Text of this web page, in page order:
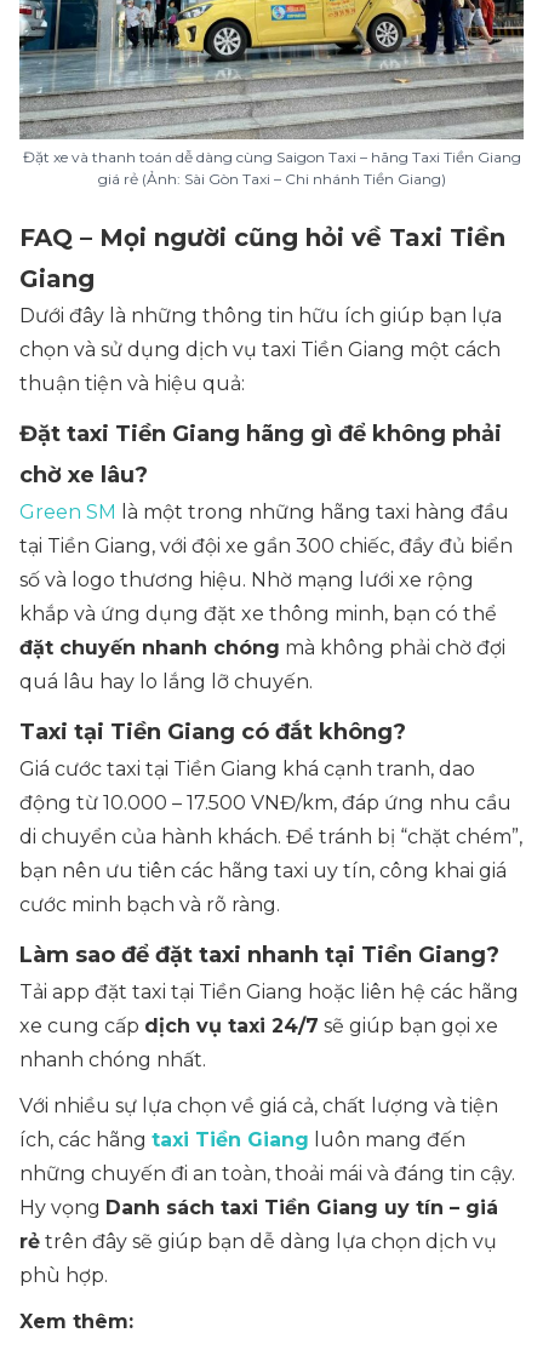
Đặt xe và thanh toán dễ dàng cùng Saigon Taxi – hãng Taxi Tiền Giang
giá rẻ (Ảnh: Sài Gòn Taxi – Chi nhánh Tiền Giang)
FAQ – Mọi người cũng hỏi về Taxi Tiền
Giang
Dưới đây là những thông tin hữu ích giúp bạn lựa
chọn và sử dụng dịch vụ taxi Tiền Giang một cách
thuận tiện và hiệu quả:
Đặt taxi Tiền Giang hãng gì để không phải
chờ xe lâu?
Green SM là một trong những hãng taxi hàng đầu
tại Tiền Giang, với đội xe gần 300 chiếc, đầy đủ biển
số và logo thương hiệu. Nhờ mạng lưới xe rộng
khắp và ứng dụng đặt xe thông minh, bạn có thể
đặt chuyến nhanh chóng mà không phải chờ đợi
quá lâu hay lo lắng lỡ chuyến.
Taxi tại Tiền Giang có đắt không?
Giá cước taxi tại Tiền Giang khá cạnh tranh, dao
động từ 10.000 – 17.500 VNĐ/km, đáp ứng nhu cầu
di chuyển của hành khách. Để tránh bị “chặt chém”,
bạn nên ưu tiên các hãng taxi uy tín, công khai giá
cước minh bạch và rõ ràng.
Làm sao để đặt taxi nhanh tại Tiền Giang?
Tải app đặt taxi tại Tiền Giang hoặc liên hệ các hãng
xe cung cấp dịch vụ taxi 24/7 sẽ giúp bạn gọi xe
nhanh chóng nhất.
Với nhiều sự lựa chọn về giá cả, chất lượng và tiện
ích, các hãng taxi Tiền Giang luôn mang đến
những chuyến đi an toàn, thoải mái và đáng tin cậy.
Hy vọng Danh sách taxi Tiền Giang uy tín – giá
rẻ trên đây sẽ giúp bạn dễ dàng lựa chọn dịch vụ
phù hợp.
Xem thêm: